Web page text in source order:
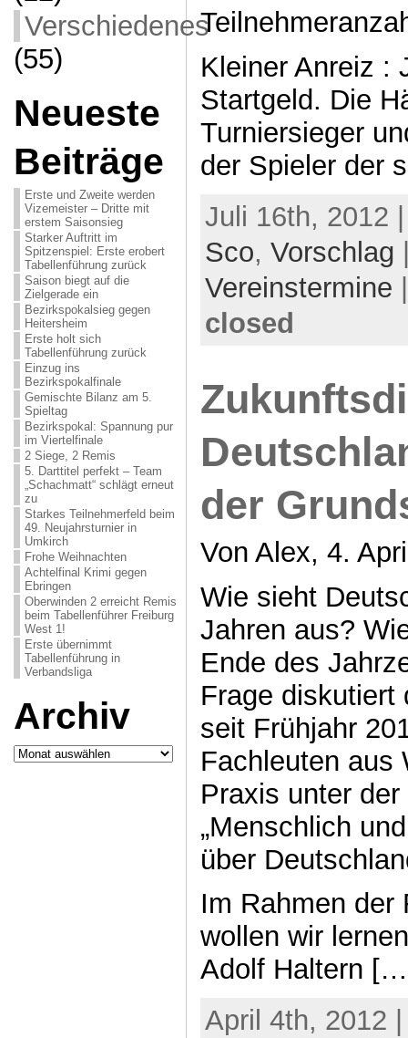
Verschiedenes
(55)
Neueste
Beiträge
Erste und Zweite werden
Vizemeister – Dritte mit
erstem Saisonsieg
Starker Auftritt im
Spitzenspiel: Erste erobert
Tabellenführung zurück
Saison biegt auf die
Zielgerade ein
Bezirkspokalsieg gegen
Heitersheim
Erste holt sich
Tabellenführung zurück
Einzug ins
Bezirkspokalfinale
Gemischte Bilanz am 5.
Spieltag
Bezirkspokal: Spannung pur
im Viertelfinale
2 Siege, 2 Remis
5. Darttitel perfekt – Team
„Schachmatt“ schlägt erneut
zu
Starkes Teilnehmerfeld beim
49. Neujahrsturnier in
Umkirch
Frohe Weihnachten
Achtelfinal Krimi gegen
Ebringen
Oberwinden 2 erreicht Remis
beim Tabellenführer Freiburg
West 1!
Erste übernimmt
Tabellenführung in
Verbandsliga
Archiv
Archiv
Kleiner Anreiz :
Startgeld. Die
Turniersieger
der Spieler der
Juli 16th, 2012
Sco, Vorschlag
Vereinstermine
closed
der
Von Alex, 4.
Wie sieht
Jahren aus?
Ende des
Frage diskutiert
seit Frühjahr
Fachleuten aus
Praxis unter
„Menschlich
über
Im Rahmen der
wollen wir
Adolf Haltern
April 4th, 2012